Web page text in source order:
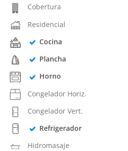
Cobertura
Residencial
Cocina
Plancha
Horno
Congelador Horiz.
Congelador Vert.
Refrigerador
Hidromasaje